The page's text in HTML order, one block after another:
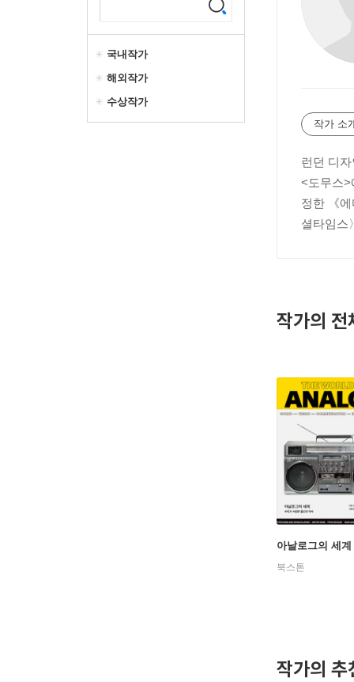
국내작가
해외작가
수상작가
작가 소
런던 디
<도무스>
정한 《
셜타임스
작가의 전
아날로그의 세계
북스톤
작가의 추